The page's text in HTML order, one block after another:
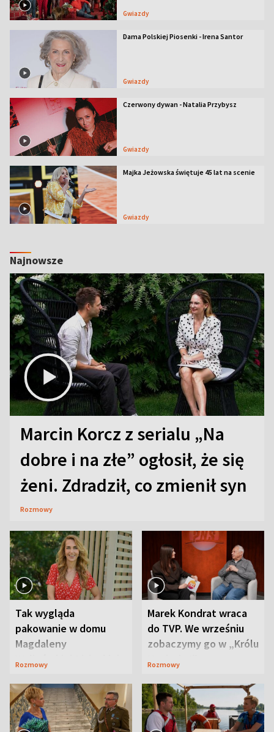
Gwiazdy
Dama Polskiej Piosenki - Irena Santor
Gwiazdy
Czerwony dywan - Natalia Przybysz
Gwiazdy
Majka Jeżowska świętuje 45 lat na scenie
Gwiazdy
Najnowsze
Marcin Korcz z serialu „Na
dobre i na złe” ogłosił, że się
żeni. Zdradził, co zmienił syn
Rozmowy
Tak wygląda
pakowanie w domu
Magdaleny
Waligórskiej-Lisieckiej.
Rozmowy
Marek Kondrat wraca
do TVP. We wrześniu
zobaczymy go w „Królu
Maciusiu I”
Rozmowy